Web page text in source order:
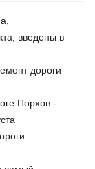
введены в
дороги
Порхов -